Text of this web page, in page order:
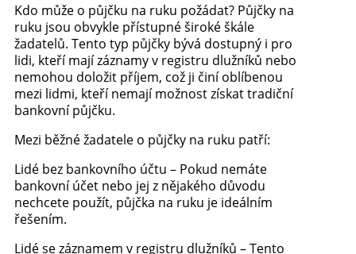
Kdo může o půjčku na ruku požádat? Půjčky na
ruku jsou obvykle přístupné široké škále
žadatelů. Tento typ půjčky bývá dostupný i pro
lidi, kteří mají záznamy v registru dlužníků nebo
nemohou doložit příjem, což ji činí oblíbenou
mezi lidmi, kteří nemají možnost získat tradiční
bankovní půjčku.
Mezi běžné žadatele o půjčky na ruku patří:
Lidé bez bankovního účtu – Pokud nemáte
bankovní účet nebo jej z nějakého důvodu
nechcete použít, půjčka na ruku je ideálním
řešením.
Lidé se záznamem v registru dlužníků – Tento